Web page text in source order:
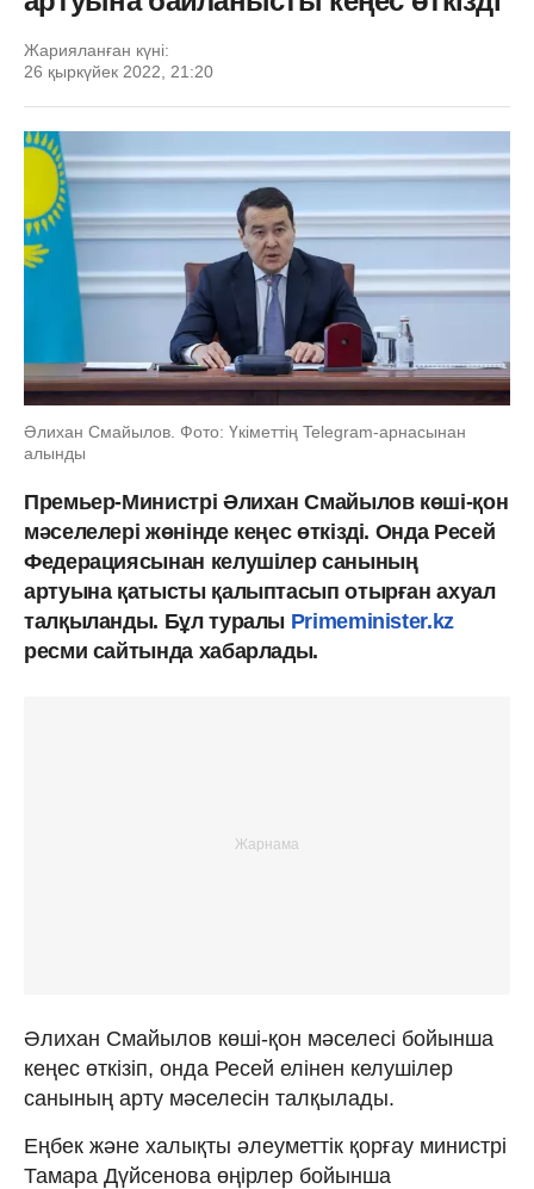
Жарияланған күні:
26 қыркүйек 2022, 21:20
Әлихан Смайылов. Фото: Үкіметтің Telegram-арнасынан
алынды
Премьер-Министрі Әлихан Смайылов көші-қон
мәселелері жөнінде кеңес өткізді. Онда Ресей
Федерациясынан келушілер санының
артуына қатысты қалыптасып отырған ахуал
талқыланды. Бұл туралы Primeminister.kz
ресми сайтында хабарлады.
Әлихан Смайылов көші-қон мәселесі бойынша
кеңес өткізіп, онда Ресей елінен келушілер
санының арту мәселесін талқылады.
Еңбек және халықты әлеуметтік қорғау министрі
Тамара Дүйсенова өңірлер бойынша